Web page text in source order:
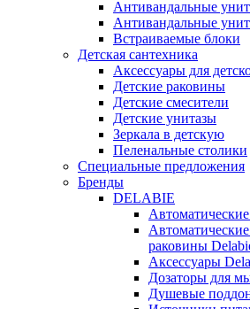
Антивандальные
Антивандальные
Встраиваемые блоки
Детская сантехника
Аксессуары для
Детские раковины
Детские смесители
Детские унитазы
Зеркала в детскую
Пеленальные столики
Специальные предложения
Бренды
DELABIE
раковины
Аксессуары
Дозаторы для
Душевые